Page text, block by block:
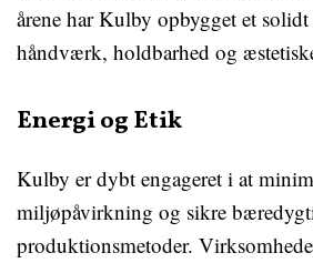
årene har Kulby opbygget et
håndværk, holdbarhed og
Energi og Etik
Kulby er dybt engageret i at
miljøpåvirkning og sikre
produktionsmetoder.